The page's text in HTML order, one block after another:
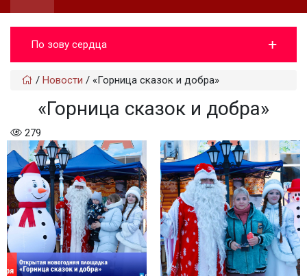
По зову сердца
/ Новости / «Горница сказок и добра»
«Горница сказок и добра»
279